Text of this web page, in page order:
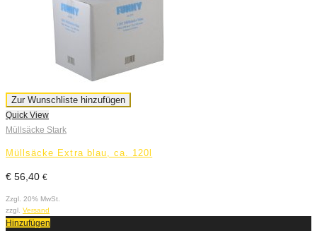
Zur Wunschliste hinzufügen
Quick View
Müllsäcke Stark
Müllsäcke Extra blau, ca. 120l
€ 56,40 €
Zzgl. 20% MwSt.
zzgl. Versand
Hinzufügen